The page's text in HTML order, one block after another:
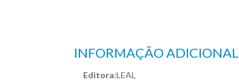
INFORMAÇÃO ADICIONAL
Editora:LEAL